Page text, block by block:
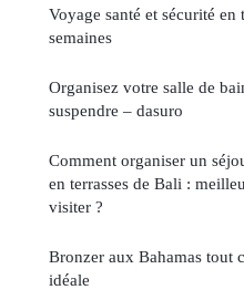
Voyage santé et sécurité
semaines
Organisez votre salle de
suspendre – dasuro
Comment organiser un
en terrasses de Bali :
visiter ?
Bronzer aux Bahamas tout
idéale